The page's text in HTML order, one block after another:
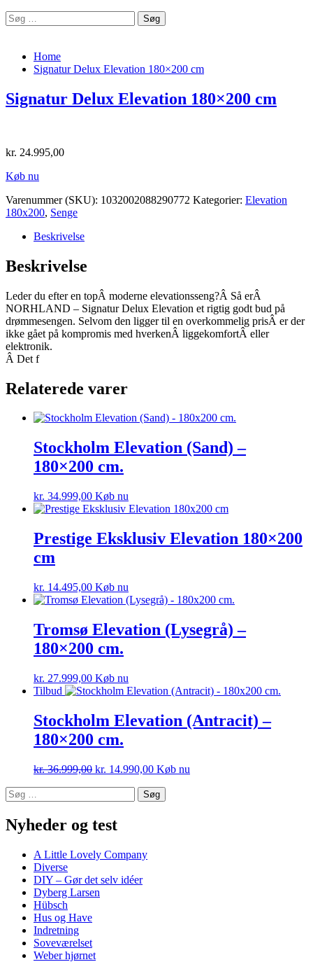
Søg
efter:
Home
Signatur Delux Elevation 180×200 cm
Signatur Delux Elevation 180×200 cm
kr. 24.995,00
Køb nu
Varenummer (SKU): 1032002088290772 Kategorier: Elevation
180x200, Senge
Beskrivelse
Beskrivelse
Leder du efter en topÂ moderne elevationsseng?Â Så erÂ
NORHLAND – Signatur Delux Elevation et rigtig godt bud på
drømmesengen. Selvom den ligger til en overkommelig prisÂ er der
ikke gået på kompromis med hverkenÂ liggekomfortÂ eller
elektronik.
Â Det f
Relaterede varer
Stockholm Elevation (Sand) –
180×200 cm.
kr. 34.999,00 Køb nu
Prestige Eksklusiv Elevation 180×200
cm
kr. 14.495,00 Køb nu
Tromsø Elevation (Lysegrå) –
180×200 cm.
kr. 27.999,00 Køb nu
Tilbud
Stockholm Elevation (Antracit) –
180×200 cm.
kr.36.999,00 kr. 14.990,00 Køb nu
Søg
efter:
Nyheder og test
A Little Lovely Company
Diverse
DIY – Gør det selv idéer
Dyberg Larsen
Hübsch
Hus og Have
Indretning
Soveværelset
Weber hjørnet